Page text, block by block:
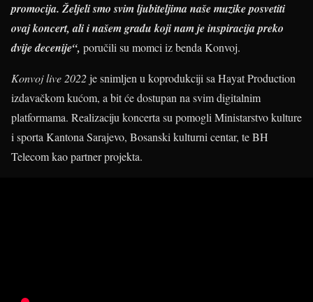
promocija. Željeli smo svim ljubiteljima naše muzike posvetiti
ovaj koncert, ali i našem gradu koji nam je inspiracija preko
dvije decenije“, poručili su momci iz benda Konvoj.
Konvoj live 2022je snimljen u koprodukciji sa Hayat Production
izdavačkom kućom, a bit će dostupan na svim digitalnim
platformama. Realizaciju koncerta su pomogli Ministarstvo kulture
i sporta Kantona Sarajevo, Bosanski kulturni centar, te BH
Telecom kao partner projekta.